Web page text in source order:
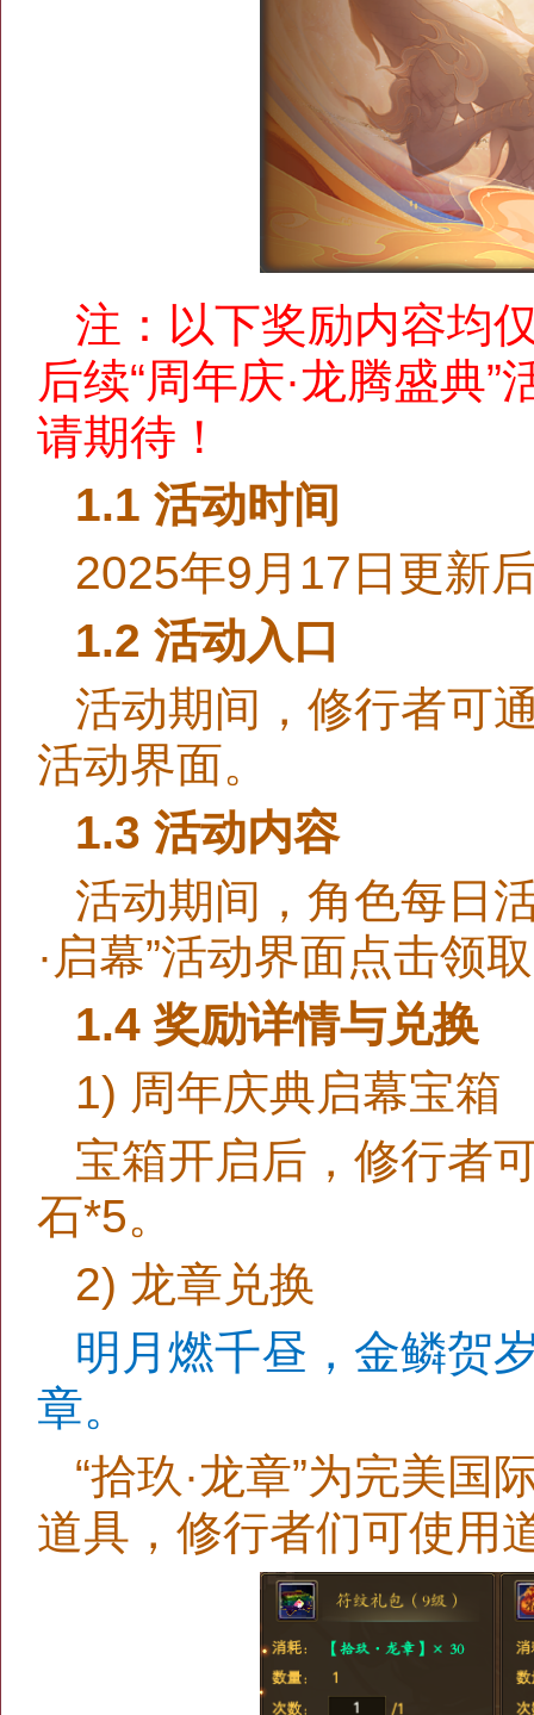
注：以下奖励内容均
后续“周年庆·龙腾盛典
请期待！
1.1 活动时间
2025年9月17日更新
1.2 活动入口
活动期间，修行者可
活动界面。
1.3 活动内容
活动期间，角色每日
·启幕”活动界面点击领
1.4 奖励详情与兑换
1) 周年庆典启幕宝箱
宝箱开启后，修行者
石*5。
2) 龙章兑换
明月燃千昼，金鳞贺
章。
“拾玖·龙章”为完美国
道具，修行者们可使用